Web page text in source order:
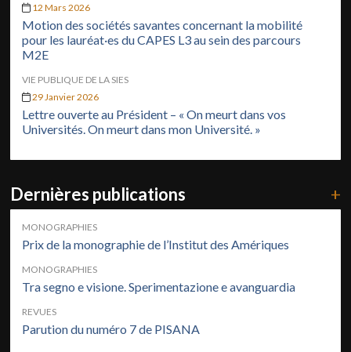
12 Mars 2026
Motion des sociétés savantes concernant la mobilité
pour les lauréat·es du CAPES L3 au sein des parcours
M2E
VIE PUBLIQUE DE LA SIES
29 Janvier 2026
Lettre ouverte au Président – « On meurt dans vos
Universités. On meurt dans mon Université. »
Dernières publications +
MONOGRAPHIES
Prix de la monographie de l’Institut des Amériques
MONOGRAPHIES
Tra segno e visione. Sperimentazione e avanguardia
REVUES
Parution du numéro 7 de PISANA